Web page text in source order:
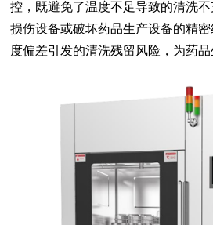
控，既避免了温度不足导致的清洗
损伤设备或破坏药品生产设备的精
度偏差引发的清洗残留风险，为药品